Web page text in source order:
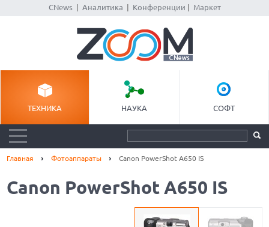
CNews| Аналитика Конференции Маркет
ТЕХНИКА НАУКА СОФТ
Главная Фотоаппараты Canon PowerShot A650 IS
Canon PowerShot A650 IS